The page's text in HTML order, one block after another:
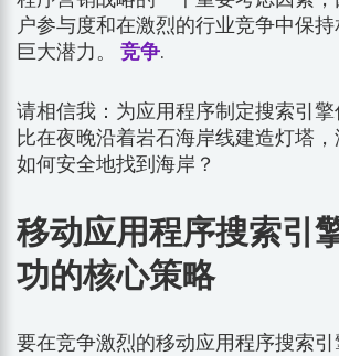
户参与度和在激烈的行业竞争中保
巨大潜力。 竞争.
请相信我：为应用程序制定搜索引
比在夜晚沿着岩石海岸线建造灯塔
如何安全地找到海岸？
移动应用程序搜索引
功的核心策略
要在竞争激烈的移动应用程序搜索